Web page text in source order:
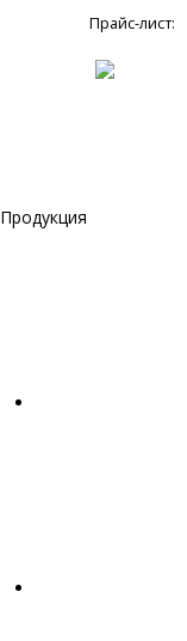
Прайс-лист:
Продукция